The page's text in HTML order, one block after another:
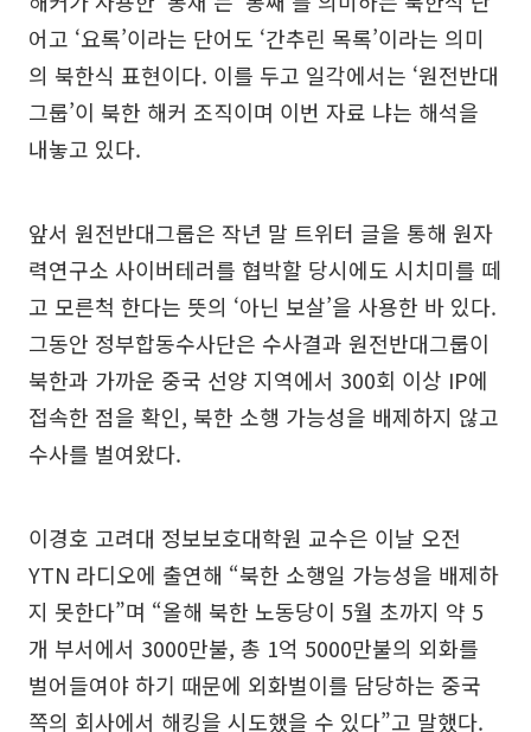
어고 ‘요록’이라는 단어도 ‘간추린 목록’이라는 의미
의 북한식 표현이다. 이를 두고 일각에서는 ‘원전반대
그룹’이 북한 해커 조직이며 이번 자료 냐는 해석을
내놓고 있다.
앞서 원전반대그룹은 작년 말 트위터 글을 통해 원자
력연구소 사이버테러를 협박할 당시에도 시치미를 떼
고 모른척 한다는 뜻의 ‘아닌 보살’을 사용한 바 있다.
그동안 정부합동수사단은 수사결과 원전반대그룹이
북한과 가까운 중국 선양 지역에서 300회 이상 IP에
접속한 점을 확인, 북한 소행 가능성을 배제하지 않고
수사를 벌여왔다.
이경호 고려대 정보보호대학원 교수은 이날 오전
YTN 라디오에 출연해 “북한 소행일 가능성을 배제하
지 못한다”며 “올해 북한 노동당이 5월 초까지 약 5
개 부서에서 3000만불, 총 1억 5000만불의 외화를
벌어들여야 하기 때문에 외화벌이를 담당하는 중국
쪽의 회사에서 해킹을 시도했을 수 있다”고 말했다.